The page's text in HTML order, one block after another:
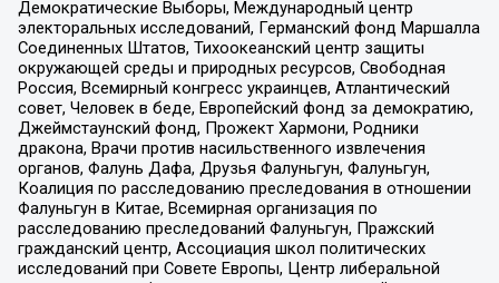
Демократические Выборы, Международный центр
электоральных исследований, Германский фонд Маршалла
Соединенных Штатов, Тихоокеанский центр защиты
окружающей среды и природных ресурсов, Свободная
Россия, Всемирный конгресс украинцев, Атлантический
совет, Человек в беде, Европейский фонд за демократию,
Джеймстаунский фонд, Прожект Хармони, Родники
дракона, Врачи против насильственного извлечения
органов, Фалунь Дафа, Друзья Фалуньгун, Фалуньгун,
Коалиция по расследованию преследования в отношении
Фалуньгун в Китае, Всемирная организация по
расследованию преследований Фалуньгун, Пражский
гражданский центр, Ассоциация школ политических
исследований при Совете Европы, Центр либеральной